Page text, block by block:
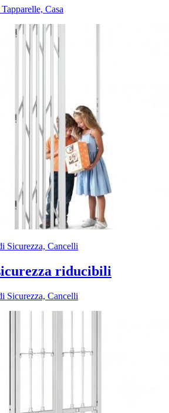
Casa
Sicurezza, Cancelli
riducibili
Sicurezza, Cancelli